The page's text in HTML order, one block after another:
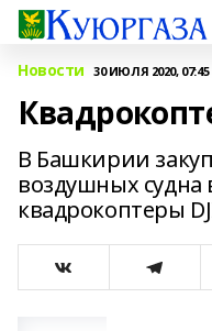
Новости 30 ИЮЛЯ 2020, 07:45
В Башкирии
воздушных судна
квадрокоптеры